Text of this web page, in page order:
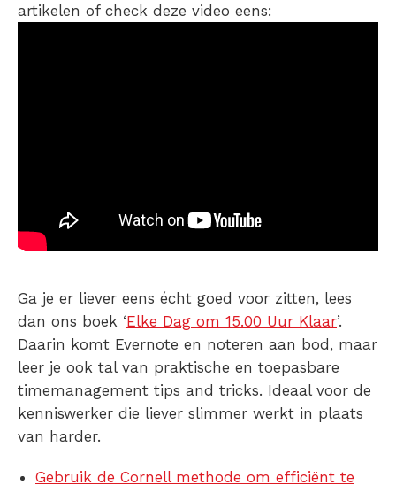
artikelen of check deze video eens:
Ga je er liever eens écht goed voor zitten, lees
dan ons boek ‘Elke Dag om 15.00 Uur Klaar’.
Daarin komt Evernote en noteren aan bod, maar
leer je ook tal van praktische en toepasbare
timemanagement tips and tricks. Ideaal voor de
kenniswerker die liever slimmer werkt in plaats
van harder.
Gebruik de Cornell methode om efficiënt te